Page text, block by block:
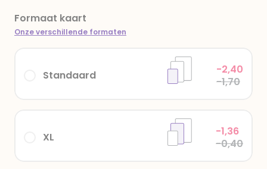
Formaat kaart
Onze verschillende formaten
XL
-1,36
-0,40
Standaard
-2,40
-1,70